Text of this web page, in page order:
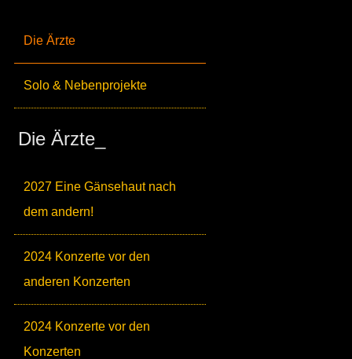
Die Ärzte
Solo & Nebenprojekte
Die Ärzte_
2027 Eine Gänsehaut nach
dem andern!
2024 Konzerte vor den
anderen Konzerten
2024 Konzerte vor den
Konzerten